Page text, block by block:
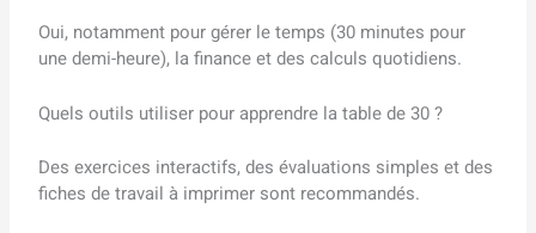
Oui, notamment pour gérer le temps (30 minutes pour
une demi-heure), la finance et des calculs quotidiens.
Quels outils utiliser pour apprendre la table de 30 ?
Des exercices interactifs, des évaluations simples et des
fiches de travail à imprimer sont recommandés.